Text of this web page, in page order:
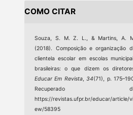
COMO CITAR
Souza, S. M. Z. L., & Martins, A.
(2018). Composição e organização
clientela escolar em escolas
brasileiras: o que dizem os
Educar Em Revista,34(71), p.
Recuperado
https://revistas.ufpr.br/educar/article/vi
ew/58395